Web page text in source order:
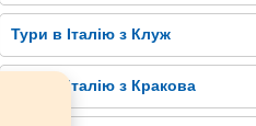
Тури в Італію з Клуж
Тури в Італію з Кракова